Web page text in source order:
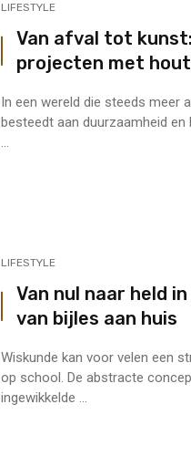
LIFESTYLE
Van afval tot
projecten met
In een wereld die steeds meer
besteedt aan duurzaamheid en
...
LIFESTYLE
Van nul naar held
van bijles aan huis
Wiskunde kan voor velen een
op school. De abstracte
ingewikkelde ...